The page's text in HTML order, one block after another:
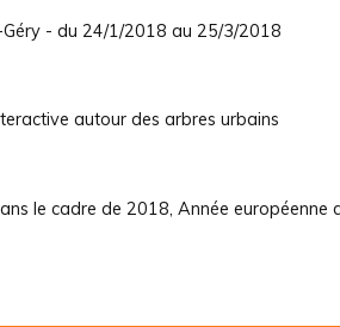
- du 24/1/2018 au 25/3/2018
autour des arbres urbains
le cadre de 2018, Année européenne